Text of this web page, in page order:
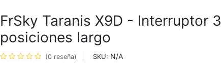
FrSky Taranis X9D - Interruptor 3
posiciones largo
(0 reseña) SKU: N/A